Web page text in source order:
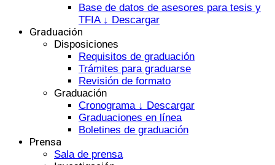
Base de datos de asesores para tesis y
TFIA ↓ Descargar
Graduación
Disposiciones
Requisitos de graduación
Trámites para graduarse
Revisión de formato
Graduación
Cronograma ↓ Descargar
Graduaciones en línea
Boletines de graduación
Prensa
Sala de prensa